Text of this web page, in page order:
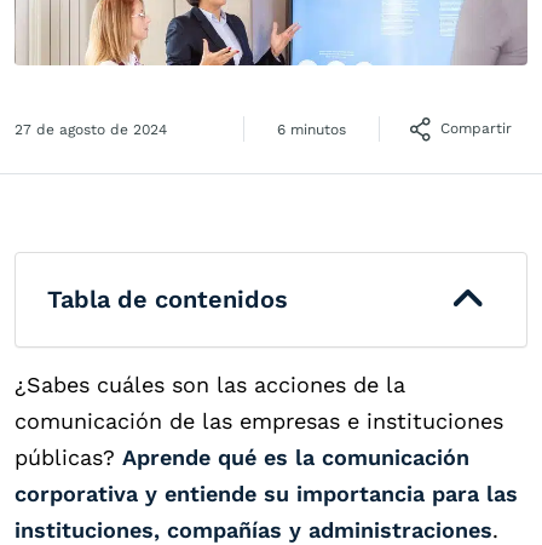
27 de agosto de 2024 6 minutos Compartir
Tabla de contenidos
¿Sabes cuáles son las acciones de la
comunicación de las empresas e instituciones
públicas? Aprende qué es la comunicación
corporativa y entiende su importancia para las
instituciones, compañías y administraciones.